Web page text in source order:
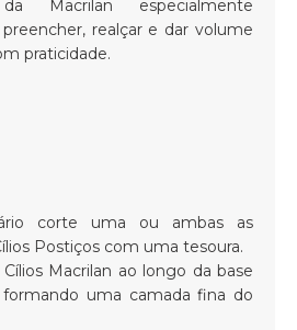
Macrilan especialmente
realçar e dar volume
praticidade.
corte uma ou ambas as
Postiços com uma tesoura.
Macrilan ao longo da base
formando uma camada fina do